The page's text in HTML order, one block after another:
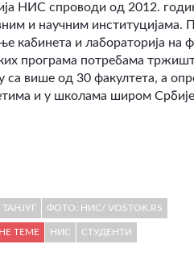
НИС спроводи од 2012.
и научним институцијама.
кабинета и лабораторија на
програма потребама
са више од 30 факултета, а
и у школама широм
ТАНЈУГ ФОТО: НИС/ VOSTOK.RS
ТЕМЕ НИС СТУДЕНТИ